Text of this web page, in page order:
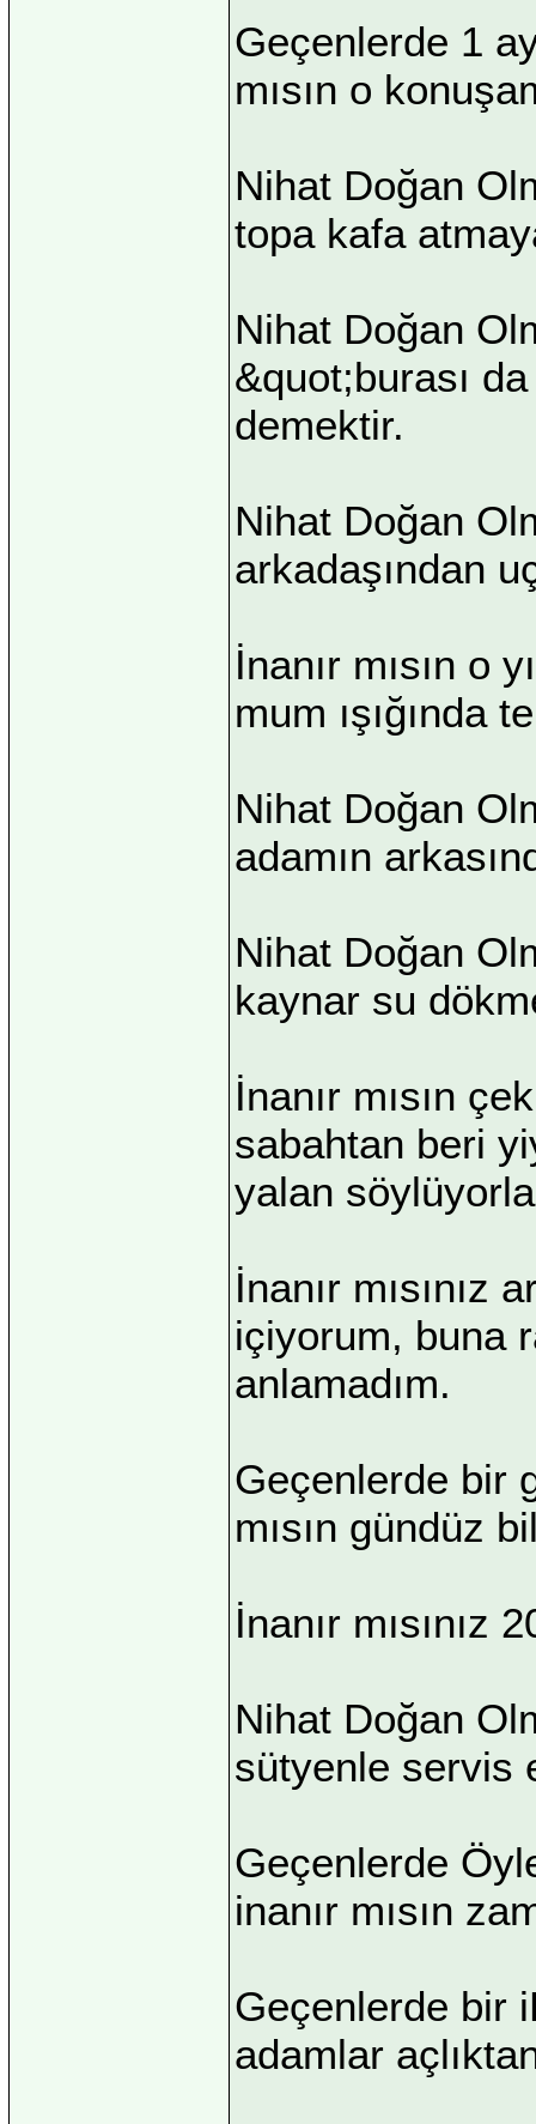
Geçenlerde 1
mısın o
Nihat Doğan
topa kafa
Nihat Doğan
&quot;burası
demektir.
Nihat Doğan
arkadaşından
İnanır mısın o
mum ışığında
Nihat Doğan
adamın
Nihat Doğan
kaynar su
İnanır mısın
sabahtan beri
yalan
İnanır mısınız
içiyorum, buna
anlamadım.
Geçenlerde bir
mısın gündüz
İnanır mısınız
Nihat Doğan
sütyenle servis
Geçenlerde
inanır mısın
Geçenlerde bir
adamlar